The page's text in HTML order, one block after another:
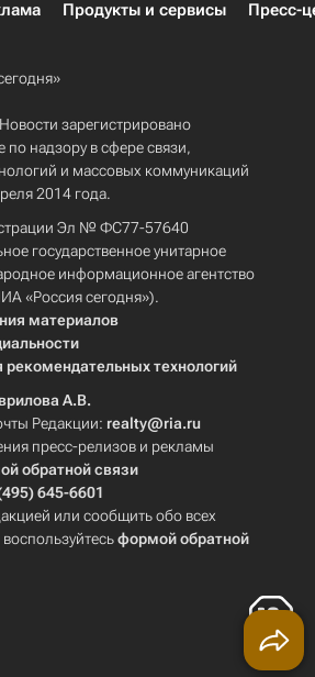
Продукты и сервисы Пресс-
зарегистрировано
надзору в сфере связи,
и массовых коммуникаций
2014 года.
Эл № ФС77-57640
государственное унитарное
информационное агентство
«Россия сегодня»).
материалов
технологий
А.В.
Редакции: realty@ria.ru
пресс-релизов и рекламы
обратной связи
645-6601
или сообщить обо всех
формой обратной